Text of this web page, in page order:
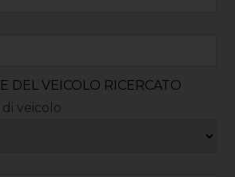
DEL VEICOLO RICERCATO
veicolo